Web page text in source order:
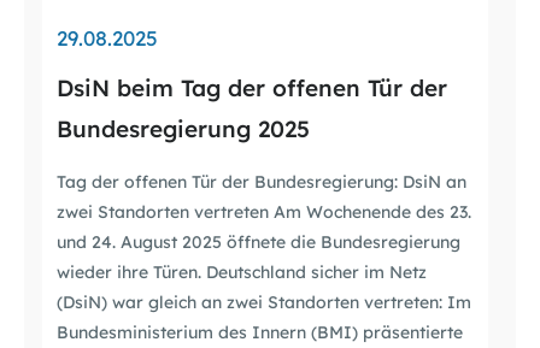
29.08.2025
DsiN beim Tag der offenen Tür der
Bundesregierung 2025
Tag der offenen Tür der Bundesregierung: DsiN an
zwei Standorten vertreten Am Wochenende des 23.
und 24. August 2025 öffnete die Bundesregierung
wieder ihre Türen. Deutschland sicher im Netz
(DsiN) war gleich an zwei Standorten vertreten: Im
Bundesministerium des Innern (BMI) präsentierte